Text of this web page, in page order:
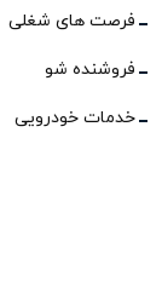
فرصت های شغلی
فروشنده شو
خدمات خودرویی